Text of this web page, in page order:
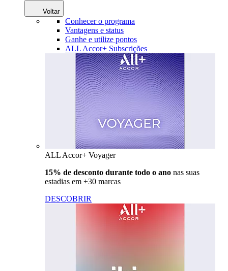
Voltar
Conhecer o programa
Vantagens e status
Ganhe e utilize pontos
ALL Accor+ Subscrições
ALL Accor+ Voyager
15% de desconto durante todo o ano nas suas
estadias em +30 marcas
DESCOBRIR